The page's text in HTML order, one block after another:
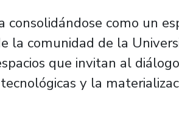
como un
la comunidad de la
que invitan al
y la